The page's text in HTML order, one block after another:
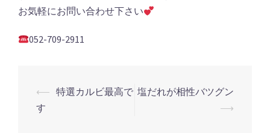
お気軽にお問い合わせ下さい
052-709-2911
投
稿
⟵ 特選カルビ最高で
す
塩だれが相性バツグン
⟶